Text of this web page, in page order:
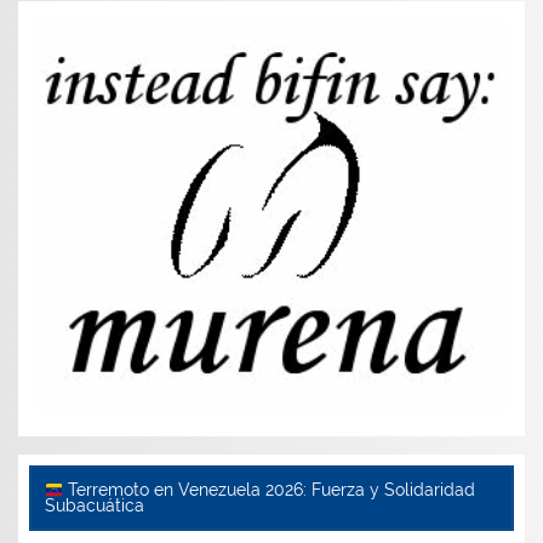
Terremoto en Venezuela 2026: Fuerza y Solidaridad
Subacuática